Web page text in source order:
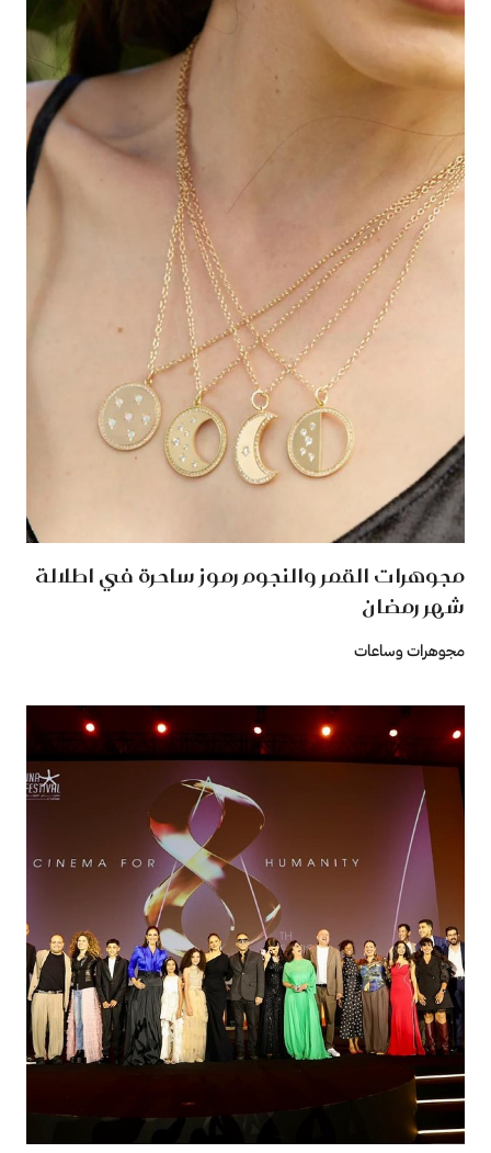
مجوهرات القمر والنجوم رموز ساحرة في اطلالة
شهر رمضان
مجوهرات وساعات